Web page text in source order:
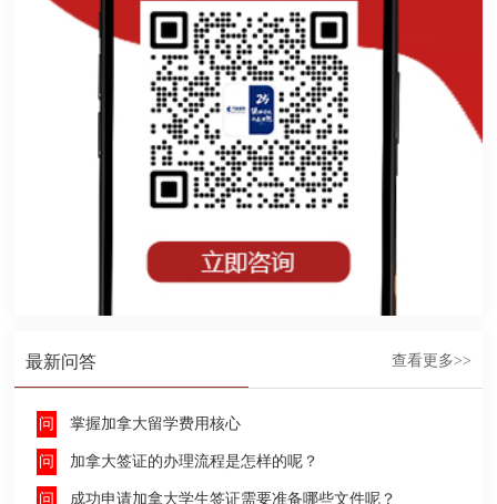
最新问答 查看更多>>
掌握加拿大留学费用核心
加拿大签证的办理流程是怎样的呢？
成功申请加拿大学生签证需要准备哪些文件呢？